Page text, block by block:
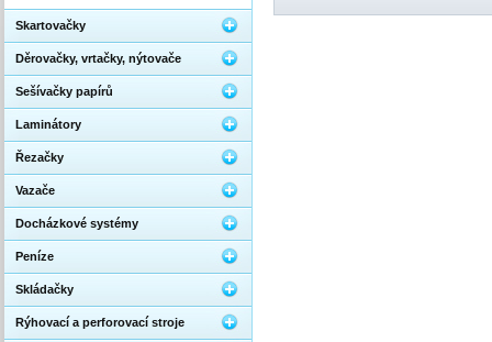
Skartovačky
Děrovačky, vrtačky, nýtovače
Sešívačky papírů
Laminátory
Řezačky
Vazače
Docházkové systémy
Peníze
Skládačky
Rýhovací a perforovací stroje